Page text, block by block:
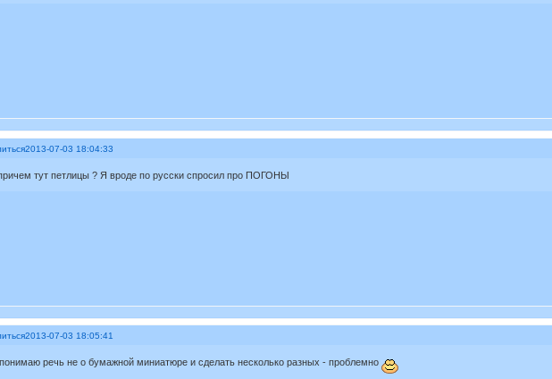
2013-07-03 18:04:33
тут петлицы ? Я вроде по русски спросил про ПОГОНЫ
2013-07-03 18:05:41
речь не о бумажной миниатюре и сделать несколько разных - проблемно